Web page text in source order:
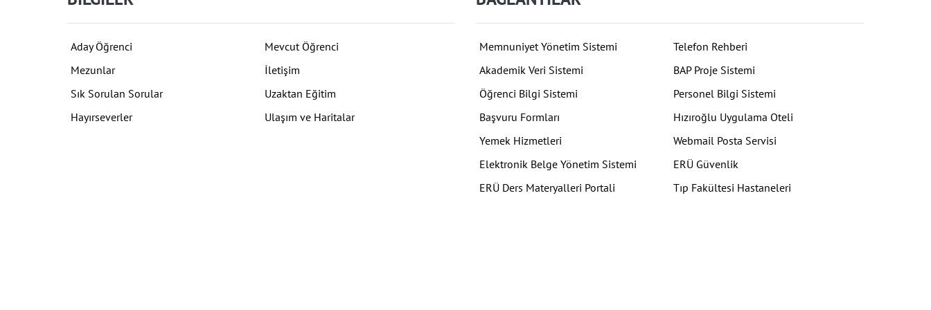
Aday Öğrenci
Mevcut Öğrenci
Mezunlar
İletişim
Sık Sorulan Sorular
Uzaktan Eğitim
Hayırseverler
Ulaşım ve Haritalar
Memnuniyet Yönetim Sistemi
Telefon Rehberi
Akademik Veri Sistemi
BAP Proje Sistemi
Öğrenci Bilgi Sistemi
Personel Bilgi Sistemi
Başvuru Formları
Hızıroğlu Uygulama Oteli
Yemek Hizmetleri
Webmail Posta Servisi
Elektronik Belge Yönetim Sistemi
ERÜ Güvenlik
ERÜ Ders Materyalleri Portali
Tıp Fakültesi Hastaneleri